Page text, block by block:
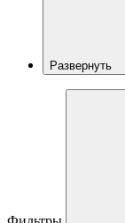
Развернуть